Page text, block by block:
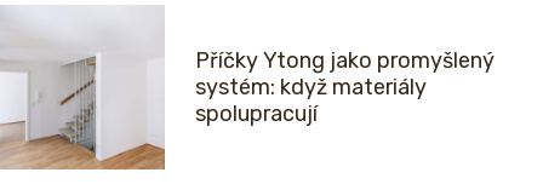
Příčky Ytong jako promyšlený
systém: když materiály
spolupracují